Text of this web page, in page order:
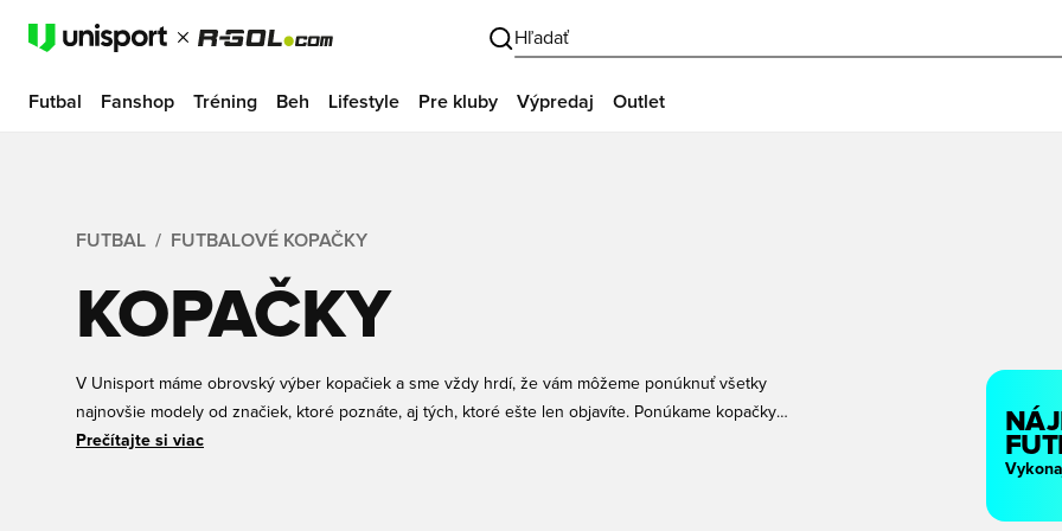
Hľadať
Futbal Fanshop Tréning Beh Lifestyle Pre kluby Výpredaj Outlet
FUTBAL FUTBALOVÉ KOPAČKY
KOPAČKY
V Unisport máme obrovský výber kopačiek a sme vždy hrdí, že vám môžeme ponúknuť všetky
najnovšie modely od značiek, ktoré poznáte, aj tých, ktoré ešte len objavíte. Ponúkame kopačky
vo všetkých cenových kategóriách, takže či už hľadáte najnovší top model na umelú trávu alebo
Prečítajte si viac